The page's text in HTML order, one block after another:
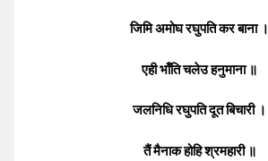
जिमि अमोघ रघुपति कर बाना ।
एही भाँति चलेउ हनुमाना ॥
जलनिधि रघुपति दूत बिचारी ।
तैं मैनाक होहि श्रमहारी ॥